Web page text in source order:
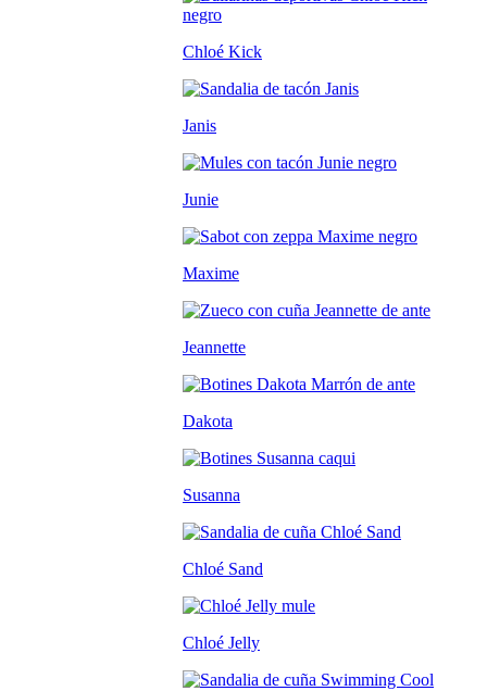
Chloé Kick
Janis
Junie
Maxime
Jeannette
Dakota
Susanna
Chloé Sand
Chloé Jelly